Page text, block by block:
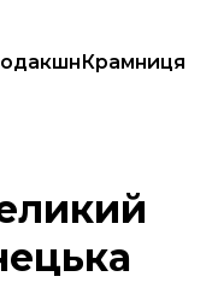
Крамниця